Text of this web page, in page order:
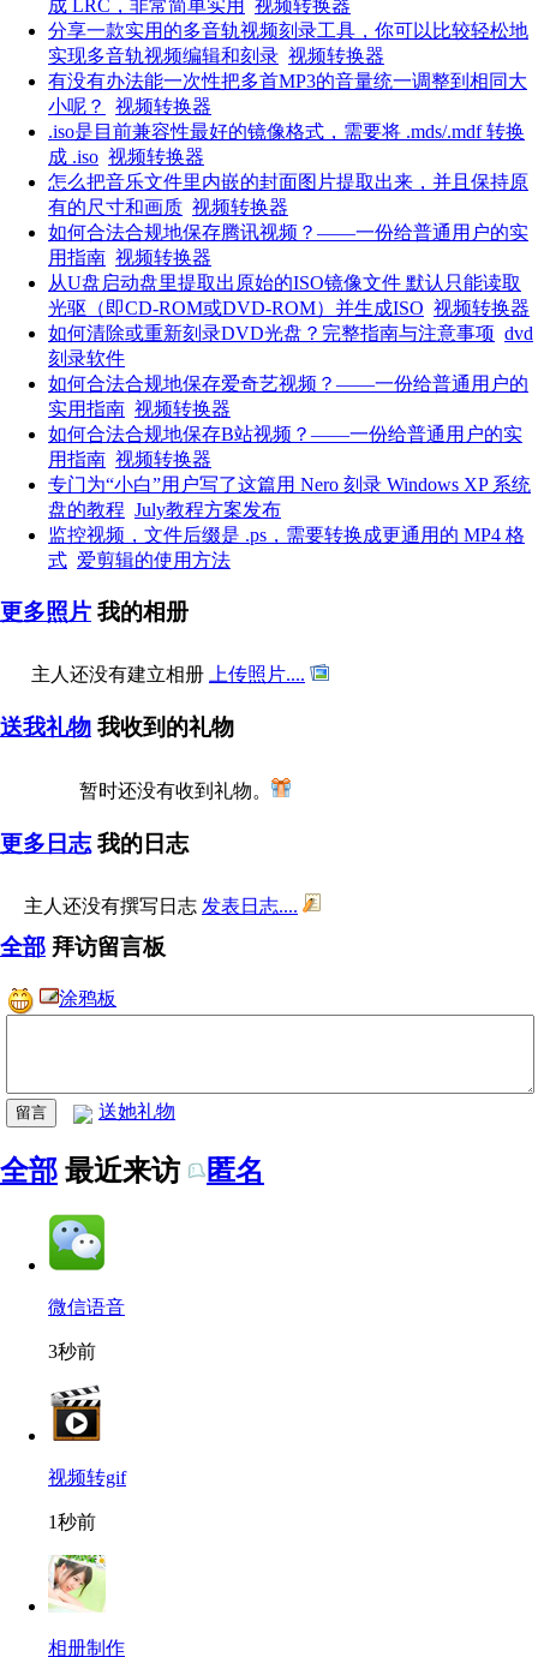
成 LRC，非常简单实用
视频转换器
分享一款实用的多音轨视频刻录工具，你可以比较轻松地
实现多音轨视频编辑和刻录 视频转换器
有没有办法能一次性把多首MP3的音量统一调整到相同大
小呢？
视频转换器
.iso是目前兼容性最好的镜像格式，需要将 .mds/.mdf 转换
成 .iso 视频转换器
怎么把音乐文件里内嵌的封面图片提取出来，并且保持原
有的尺寸和画质 视频转换器
如何合法合规地保存腾讯视频？——一份给普通用户的实
用指南 视频转换器
从U盘启动盘里提取出原始的ISO镜像文件 默认只能读取
光驱（即CD-ROM或DVD-ROM）并生成ISO 视频转换器
如何清除或重新刻录DVD光盘？完整指南与注意事项 dvd
刻录软件
如何合法合规地保存爱奇艺视频？——一份给普通用户的
实用指南 视频转换器
如何合法合规地保存B站视频？——一份给普通用户的实
用指南 视频转换器
专门为“小白”用户写了这篇用 Nero 刻录 Windows XP 系统
盘的教程 July教程方案发布
监控视频，文件后缀是 .ps，需要转换成更通用的 MP4 格
式 爱剪辑的使用方法
更多照片 我的相册
主人还没有建立相册 上传照片....
送我礼物 我收到的礼物
暂时还没有收到礼物。
更多日志 我的日志
主人还没有撰写日志 发表日志....
全部 拜访留言板
涂鸦板
送她礼物
全部 最近来访 匿名
微信语音
3秒前
视频转gif
1秒前
相册制作